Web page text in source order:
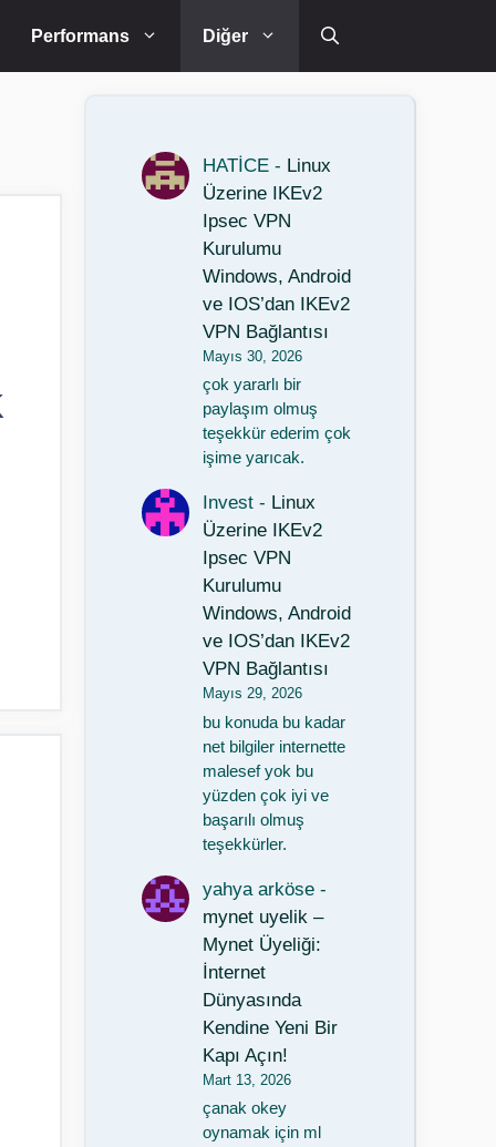
Performans Diğer
HATİCE - Linux
Üzerine IKEv2
Ipsec VPN
Kurulumu
Windows, Android
ve IOS’dan IKEv2
VPN Bağlantısı
Mayıs 30, 2026
çok yararlı bir
paylaşım olmuş
teşekkür ederim çok
işime yarıcak.
Invest - Linux
Üzerine IKEv2
Ipsec VPN
Kurulumu
Windows, Android
ve IOS’dan IKEv2
VPN Bağlantısı
Mayıs 29, 2026
bu konuda bu kadar
net bilgiler internette
malesef yok bu
yüzden çok iyi ve
başarılı olmuş
teşekkürler.
yahya arköse -
mynet uyelik –
Mynet Üyeliği:
İnternet
Dünyasında
Kendine Yeni Bir
Kapı Açın!
Mart 13, 2026
çanak okey
oynamak için ml